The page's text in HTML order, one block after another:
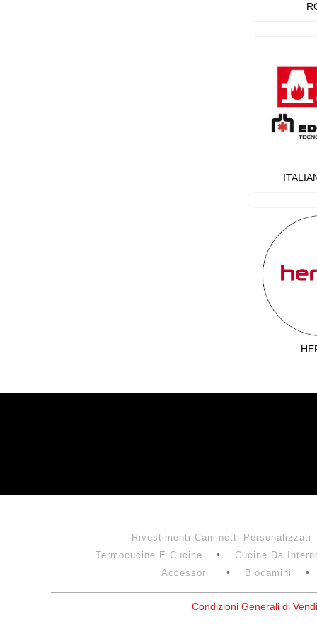
Rivestimenti Caminetti Personalizzati
Termocucine E Cucine
Cucine Da
Accessori
Biocamini
Condizioni Generali di